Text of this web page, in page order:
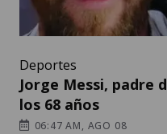
Deportes
Jorge Messi, padre
los 68 años
06:47 AM, AGO 08